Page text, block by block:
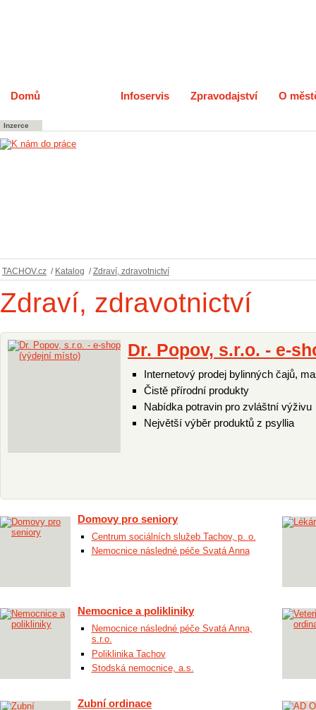
Domů Infoservis Zpravodajství O
Inzerce
TACHOV.cz / Katalog / Zdraví, zdravotnictví
Zdraví, zdravotnictví
Dr. Popov, s.r.o. - e-
Internetový prodej bylinných čajů,
Čistě přírodní produkty
Nabídka potravin pro zvláštní výživu
Největší výběr produktů z psyllia
Domovy pro seniory
Centrum sociálních služeb Tachov, p. o.
Nemocnice následné péče Svatá Anna
Nemocnice a polikliniky
Nemocnice následné péče Svatá Anna,
s.r.o.
Poliklinika Tachov
Stodská nemocnice, a.s.
Zubní ordinace